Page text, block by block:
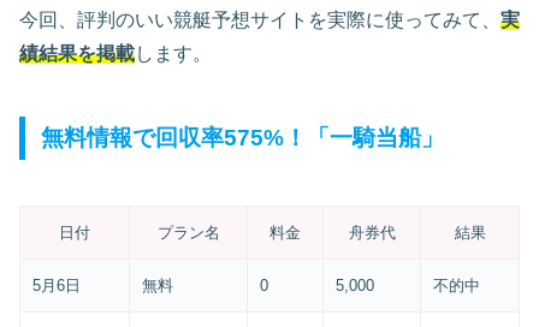
今回、評判のいい競艇予想サイトを実際に使ってみて、 実
績結果を掲載します。
無料情報で回収率575%！「一騎当船」
日付 プラン名 料金 舟券代 結果
5月6日 無料 0 5,000 不的中